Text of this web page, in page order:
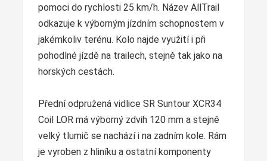
pomoci do rychlosti 25 km/h. Název AllTrail
odkazuje k výborným jízdním schopnostem v
jakémkoliv terénu. Kolo najde využití i při
pohodlné jízdě na trailech, stejně tak jako na
horských cestách.
Přední odpružená vidlice SR Suntour XCR34
Coil LOR má výborný zdvih 120 mm a stejně
velký tlumič se nachází i na zadním kole. Rám
je vyroben z hliníku a ostatní komponenty